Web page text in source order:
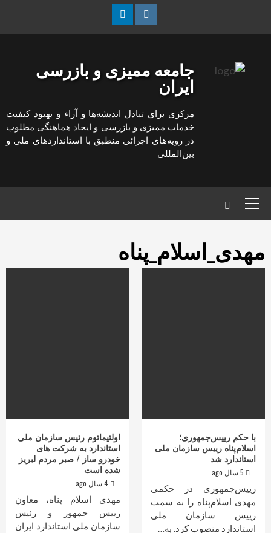
Instagram
Linkedin
جامعه ممیزی و بازرسی
ایران
مركزی براي تبادل انديشه‌ها و آراء و بهبود كيفيت
خدمات مميزی و بازرسی و ايجاد هماهنگی مطلوب
در رويه‌های اجرائی منطبق با استانداردهای ملی و
بين‌المللی
مهدی_اسلام_پناه
اولتیماتوم رئیس سازمان ملی
استاندارد به شرکت های
خودرو ساز / صبر مردم لبریز
شده است
مهدی اسلام‌ پناه، معاون
رییس جمهور و رئیس
سازمان ملی استاندارد ایران
با حکم رییس‌جمهوری؛
اسلام‌پناه رییس سازمان ملی
استاندارد شد
رییس‌جمهوری در حکمی
مهدی اسلام‌پناه را به سمت
رییس سازمان ملی
استاندارد منصوب کرد. به…